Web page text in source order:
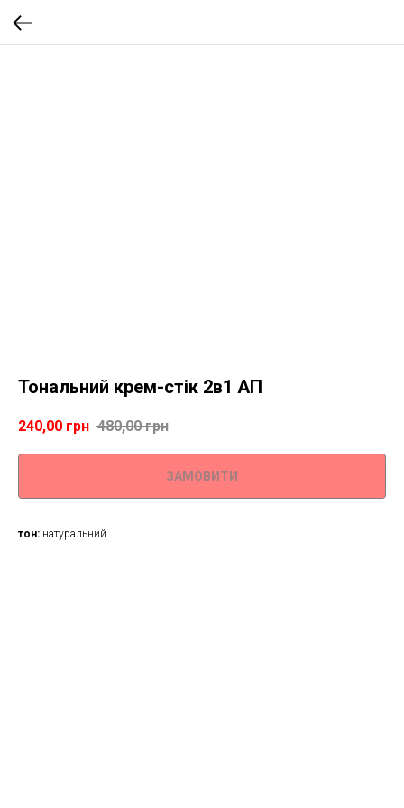
Тональний крем-стік 2в1 АП
240,00 грн 480,00 грн
ЗАМОВИТИ
тон: натуральний